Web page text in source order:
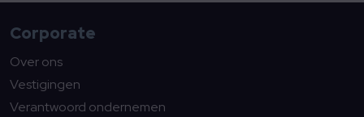
Corporate
Over ons
Vestigingen
Verantwoord ondernemen